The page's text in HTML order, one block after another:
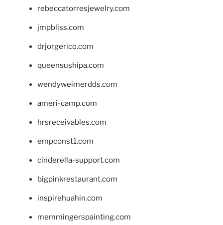
rebeccatorresjewelry.com
jmpbliss.com
drjorgerico.com
queensushipa.com
wendyweimerdds.com
ameri-camp.com
hrsreceivables.com
empconst1.com
cinderella-support.com
bigpinkrestaurant.com
inspirehuahin.com
memmingerspainting.com